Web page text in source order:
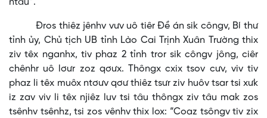
ntâu”.
Đros thiêz jênhv vưv uô tiêr Đề án sik côngv, Bí thư
tỉnh ủy, Chủ tịch UB tỉnh Lào Cai Trịnh Xuân Trường thix
ziv têx nganhx, tiv phaz 2 tỉnh tror sik côngv jông, ciêr
chênhr uô lơưr zoz qơưx. Thôngx cxix tsov cưv, viv tiv
phaz li têx muôx ntơưv qơư thiêz tsưr ziv huôv tsar tsi xưk
iz zav viv li têx njiêz luv tsi tâu thôngx ziv tâu mak zos
tsênhv tsênhz, tsi zos vênhv thix lox: “Coaz tsôngv tiv zix